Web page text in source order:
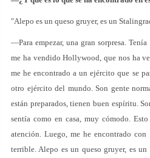
"Alepo es un queso gruyer, es un
—Para empezar, una gran sorpresa.
me ha vendido Hollywood, que nos ha
me he encontrado a un ejército que se
otro ejército del mundo. Son gente
están preparados, tienen buen espíritu.
sentía como en casa, muy cómodo.
atención. Luego, me he encontrado
terrible. Alepo es un queso gruyer, es